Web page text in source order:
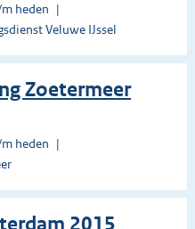
heden
Veluwe IJssel
Zoetermeer
heden